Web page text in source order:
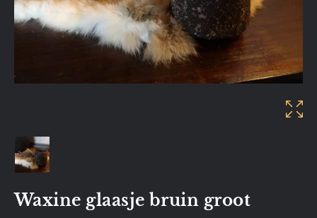
Waxine glaasje bruin groot